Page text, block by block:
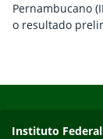
Pernambucano
o resultado
Endereço
Instituto Federal